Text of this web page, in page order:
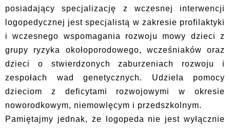
posiadający specjalizację z wczesnej interwencji
logopedycznej jest specjalistą w zakresie profilaktyki
i wczesnego wspomagania rozwoju mowy dzieci z
grupy ryzyka okołoporodowego, wcześniaków oraz
dzieci o stwierdzonych zaburzeniach rozwoju i
zespołach wad genetycznych. Udziela pomocy
dzieciom z deficytami rozwojowymi w okresie
noworodkowym, niemowlęcym i przedszkolnym.
Pamiętajmy jednak, że logopeda nie jest wyłącznie